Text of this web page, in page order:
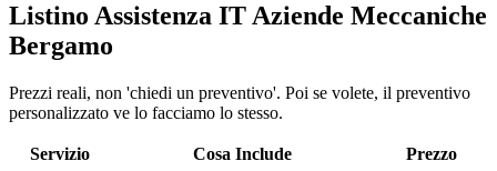
Listino Assistenza IT Aziende Meccaniche
Bergamo
Prezzi reali, non 'chiedi un preventivo'. Poi se volete, il preventivo
personalizzato ve lo facciamo lo stesso.
Servizio Cosa Include
Prezzo